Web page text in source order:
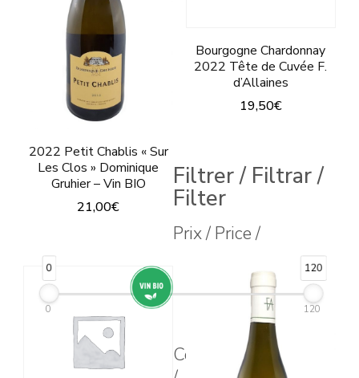
2022 Petit Chablis « Sur
Les Clos » Dominique
Gruhier – Vin BIO
21,00€
plusieurs
variations.
Les
Bourgogne Chardonnay
2022 Tête de Cuvée F.
d’Allaines
19,50€
a
variations.
options
peuvent
être
choisies
Filtrer / Filtrar /
Filter
Prix / Price /
0 120
0 120
Couleur